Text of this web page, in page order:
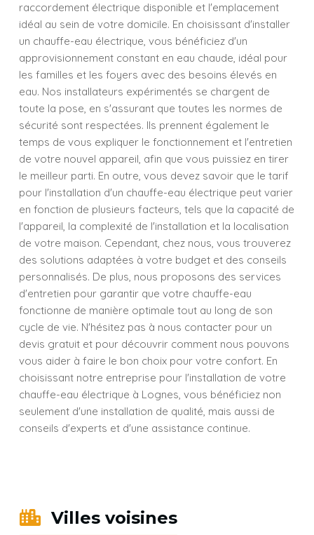
raccordement électrique disponible et l'emplacement
idéal au sein de votre domicile. En choisissant d'installer
un chauffe-eau électrique, vous bénéficiez d'un
approvisionnement constant en eau chaude, idéal pour
les familles et les foyers avec des besoins élevés en
eau. Nos installateurs expérimentés se chargent de
toute la pose, en s'assurant que toutes les normes de
sécurité sont respectées. Ils prennent également le
temps de vous expliquer le fonctionnement et l'entretien
de votre nouvel appareil, afin que vous puissiez en tirer
le meilleur parti. En outre, vous devez savoir que le tarif
pour l'installation d'un chauffe-eau électrique peut varier
en fonction de plusieurs facteurs, tels que la capacité de
l'appareil, la complexité de l'installation et la localisation
de votre maison. Cependant, chez nous, vous trouverez
des solutions adaptées à votre budget et des conseils
personnalisés. De plus, nous proposons des services
d'entretien pour garantir que votre chauffe-eau
fonctionne de manière optimale tout au long de son
cycle de vie. N'hésitez pas à nous contacter pour un
devis gratuit et pour découvrir comment nous pouvons
vous aider à faire le bon choix pour votre confort. En
choisissant notre entreprise pour l'installation de votre
chauffe-eau électrique à Lognes, vous bénéficiez non
seulement d'une installation de qualité, mais aussi de
conseils d'experts et d'une assistance continue.
Villes voisines